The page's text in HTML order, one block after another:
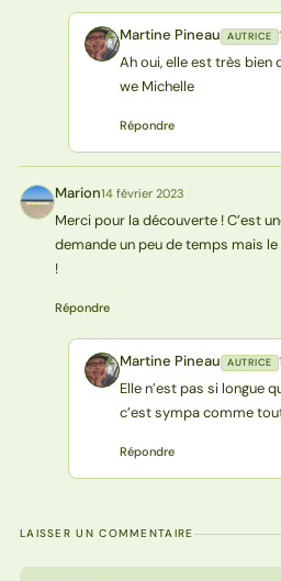
MP Martine Pineau AUTRICE
Ah oui, elle est très
we Michelle
Répondre
M Marion14 février 2023
Merci pour la découverte ! C’est
demande un peu de temps mais
!
Répondre
MP Martine Pineau AUTRICE
Elle n’est pas si longue
c’est sympa comme
Répondre
LAISSER UN COMMENTAIRE